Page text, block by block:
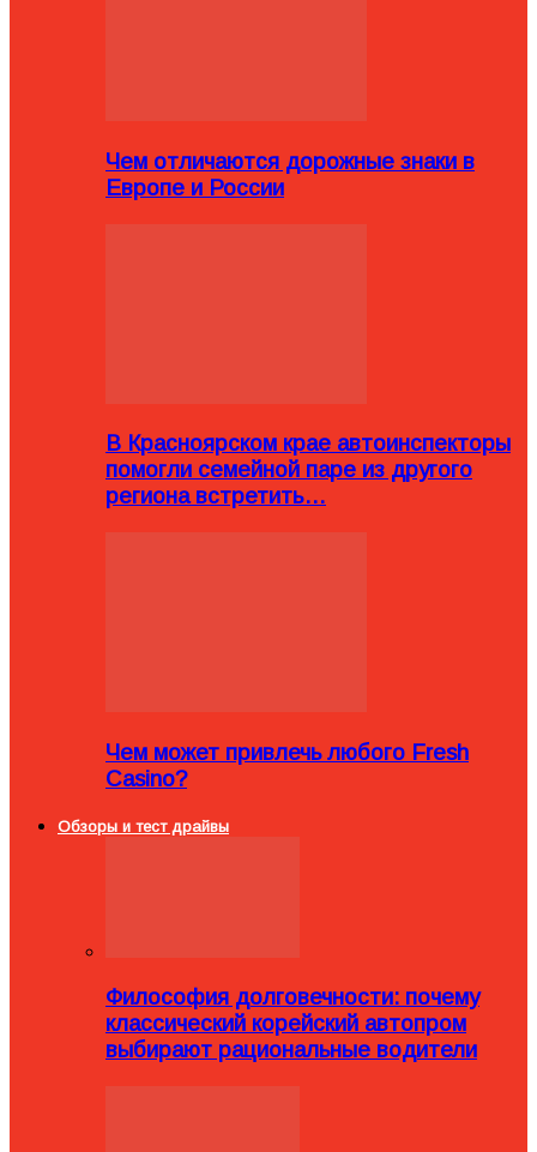
Чем отличаются дорожные знаки в
Европе и России
В Красноярском крае автоинспекторы
помогли семейной паре из другого
региона встретить…
Чем может привлечь любого Fresh
Casino?
Обзоры и тест драйвы
Философия долговечности: почему
классический корейский автопром
выбирают рациональные водители